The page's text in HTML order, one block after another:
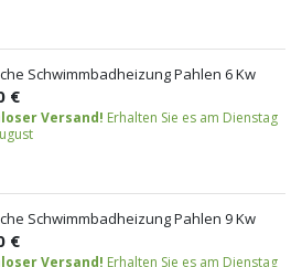
Schwimmbadheizung Pahlen 6 Kw
€
Versand! Erhalten Sie es am Dienstag
Schwimmbadheizung Pahlen 9 Kw
€
Versand! Erhalten Sie es am Dienstag